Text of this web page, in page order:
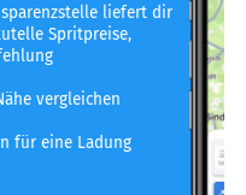
liefert dir
Spritpreise,
vergleichen
für eine Ladung